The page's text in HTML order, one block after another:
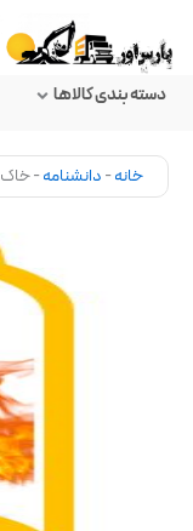
محتوا
دسته بندی کالاها
خانه-دانشنامه-خاک